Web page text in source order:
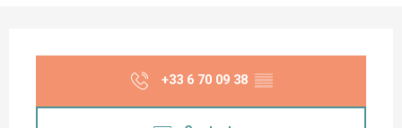
+33 6 70 09 38 ▒▒